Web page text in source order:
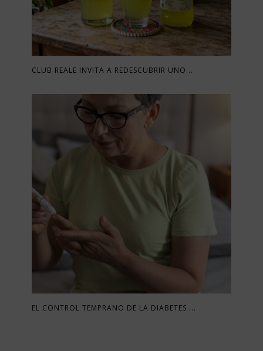
CLUB REALE INVITA A REDESCUBRIR UNO...
EL CONTROL TEMPRANO DE LA DIABETES ...